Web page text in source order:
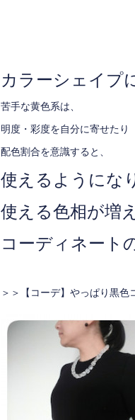
カラーシェイプ
苦手な黄色系は、
明度・彩度を自分に寄せたり
配色割合を意識すると、
使えるようにな
使える色相が増
コーディネート
＞＞ 【コーデ】やっぱり黒色